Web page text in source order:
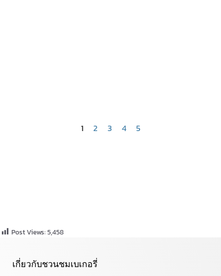
1 2 3 4 5
Post Views:5,458
เกี่ยวกับชวนชมเบเกอรี่